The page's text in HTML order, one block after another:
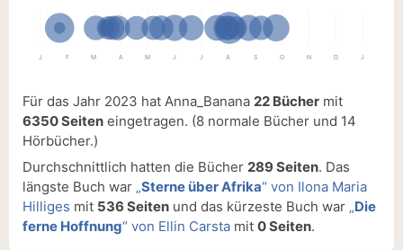
J F M A M J J A S O N D J
Für das Jahr 2023 hat Anna_Banana 22 Bücher mit
6350 Seiten eingetragen. (8 normale Bücher und 14
Hörbücher.)
Durchschnittlich hatten die Bücher 289 Seiten. Das
längste Buch war „Sterne über Afrika“ von Ilona Maria
Hilliges mit 536 Seiten und das kürzeste Buch war „Die
ferne Hoffnung“ von Ellin Carsta mit 0 Seiten.